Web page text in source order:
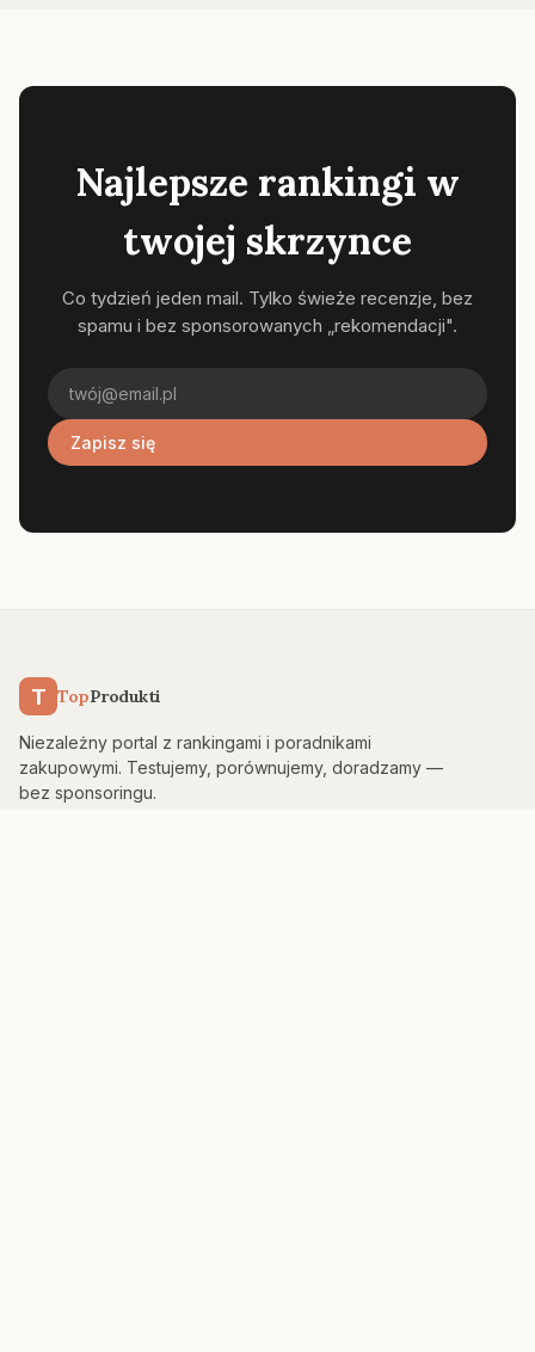
Najlepsze rankingi w
twojej skrzynce
Co tydzień jeden mail. Tylko świeże recenzje, bez
spamu i bez sponsorowanych „rekomendacji".
Zapisz się
T TopProdukti
Niezależny portal z rankingami i poradnikami
zakupowymi. Testujemy, porównujemy, doradzamy —
bez sponsoringu.